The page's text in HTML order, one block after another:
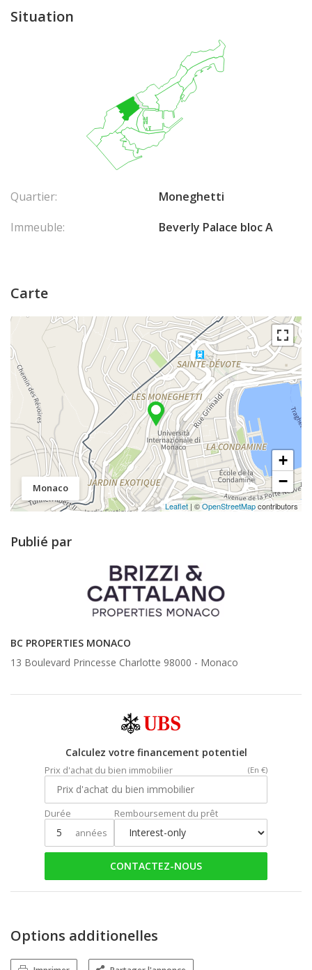
Situation
Quartier:
Moneghetti
Immeuble:
Beverly Palace bloc A
Carte
Monaco
+
−
Leaflet | ©OpenStreetMapcontributors
Publié par
BC PROPERTIES MONACO
13 Boulevard Princesse Charlotte 98000 - Monaco
Calculez votre financement potentiel
Prix d'achat du bien immobilier (En €)
Durée
années
Remboursement du prêt
CONTACTEZ-NOUS
Options additionelles